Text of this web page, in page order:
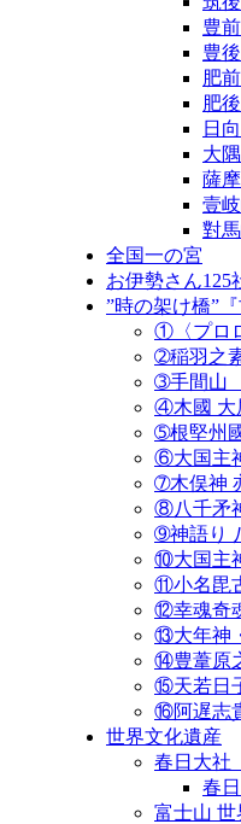
豊
豊
肥
肥
日
大
薩
壹
對
全国一の宮
お伊勢さん125
”時の架け橋”
①〈プロ
➁稲羽之
➂手間山
④木國 大
➄根堅州
⑥大国主
➆木俣神
⑧八千矛
➈神語り
⑩大国主
⑪小名毘
⑫幸魂奇
⑬大年神
⑭豊葦原
⑮天若日
⑯阿遅志
世界文化遺産
春日大社
春
富士山 世